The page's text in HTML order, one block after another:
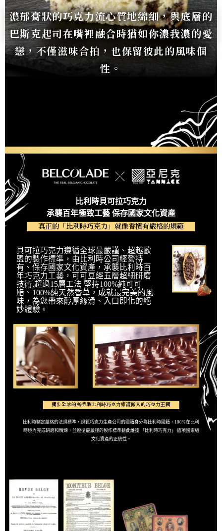
濃郁膏狀的巧克力流心質地綿細，與底層的
巴斯克起司在嘴裡融合時猶如你濃我濃的愛
戀，不僅滋味合拍，也保留彼此的風味個
性。
比利時貝可拉巧克力
承襲百年極致工藝 保存國家文化資產
真正的「比利時巧克力」就像香檳有嚴格的規範
貝可拉巧克力遵循全球最嚴謹、超越歐
盟的製作標準，由比利時公司經營持
有、保存國家文化資產，承襲比利時百
年巧克力工藝，可可豆經五層超細研磨
技術,超過15層工法 堅持100%純可可
脂、100%純天然香草，成就最完美的風
味，為您帶來醇厚絲滑、入口即化的絕
妙體驗。
獨步全球的高標準比利時巧克力維護傲人的巧克力王國
比利時制定嚴格的法規標準，規範巧克力生產公司的國籍身分為比利時國籍，100%在比利
時境內完成研磨和精煉，並遵循最嚴謹的製作標準藉此維護 「比利時巧克力」 這項國家級
文化資產的正統性。